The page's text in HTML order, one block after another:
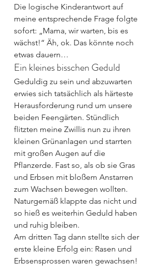
Die logische Kinderantwort auf
meine entsprechende Frage folgte
sofort: „Mama, wir warten, bis es
wächst!“ Äh, ok. Das könnte noch
etwas dauern…
Ein kleines bisschen Geduld
Geduldig zu sein und abzuwarten
erwies sich tatsächlich als härteste
Herausforderung rund um unsere
beiden Feengärten. Stündlich
flitzten meine Zwillis nun zu ihren
kleinen Grünanlagen und starrten
mit großen Augen auf die
Pflanzerde. Fast so, als ob sie Gras
und Erbsen mit bloßem Anstarren
zum Wachsen bewegen wollten.
Naturgemäß klappte das nicht und
so hieß es weiterhin Geduld haben
und ruhig bleiben.
Am dritten Tag dann stellte sich der
erste kleine Erfolg ein: Rasen und
Erbsensprossen waren gewachsen!